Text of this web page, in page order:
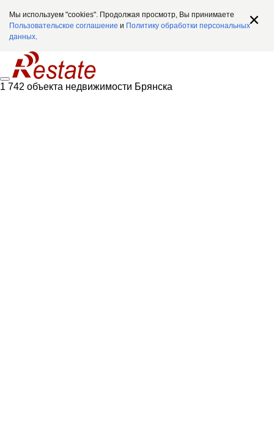
Мы используем "cookies". Продолжая просмотр, Вы принимаете
Пользовательское соглашение и Политику обработки персональных
данных.
1 742 объекта недвижимости Брянска